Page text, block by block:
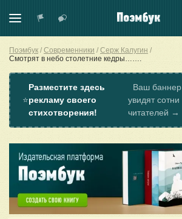
Поэмбук Современники
Серж Калугин
Смотрят в небо столетние кедры…….
⭐
Разместите здесь
рекламу своего
стихотворения!
Ваш баннер
увидят сотни
читателей →